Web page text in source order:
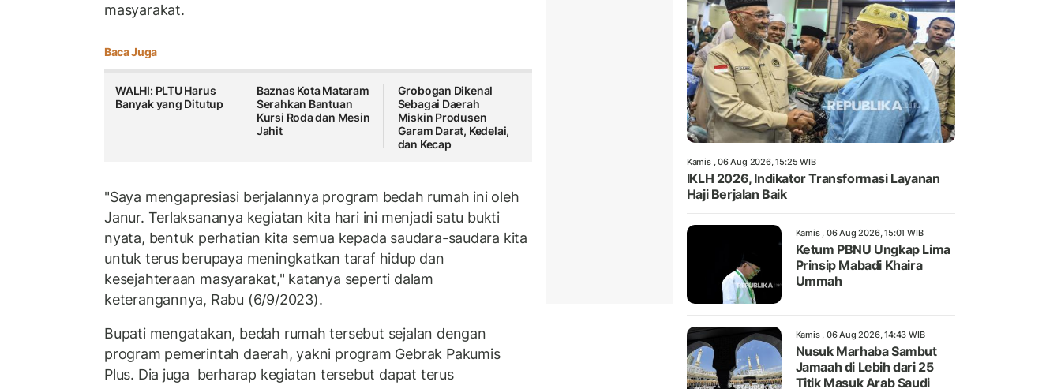
masyarakat.
Baca Juga
WALHI: PLTU Harus
Banyak yang Ditutup
Baznas Kota Mataram
Serahkan Bantuan
Kursi Roda dan Mesin
Jahit
Grobogan Dikenal
Sebagai Daerah
Miskin Produsen
Garam Darat, Kedelai,
dan Kecap
"Saya mengapresiasi berjalannya program bedah rumah ini oleh
Janur. Terlaksananya kegiatan kita hari ini menjadi satu bukti
nyata, bentuk perhatian kita semua kepada saudara-saudara kita
untuk terus berupaya meningkatkan taraf hidup dan
kesejahteraan masyarakat," katanya seperti dalam
keterangannya, Rabu (6/9/2023).
Bupati mengatakan, bedah rumah tersebut sejalan dengan
program pemerintah daerah, yakni program Gebrak Pakumis
Plus. Dia juga berharap kegiatan tersebut dapat terus
Kamis , 06 Aug 2026, 15:25 WIB
IKLH 2026, Indikator Transformasi Layanan
Haji Berjalan Baik
Kamis , 06 Aug 2026, 15:01 WIB
Ketum PBNU Ungkap Lima
Prinsip Mabadi Khaira
Ummah
Kamis , 06 Aug 2026, 14:43 WIB
Nusuk Marhaba Sambut
Jamaah di Lebih dari 25
Titik Masuk Arab Saudi